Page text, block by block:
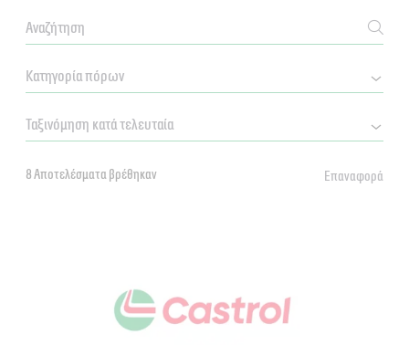
NEWSROOM
8 Αποτελέσματα βρέθηκαν Επαναφορά